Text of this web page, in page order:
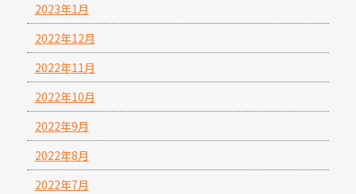
2023年1月
2022年12月
2022年11月
2022年10月
2022年9月
2022年8月
2022年7月